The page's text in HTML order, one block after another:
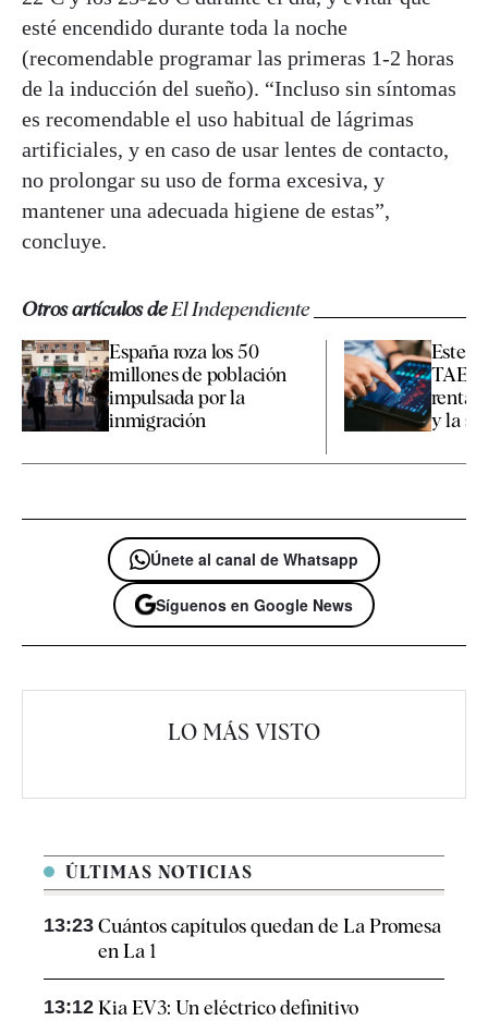
esté encendido durante toda la noche
(recomendable programar las primeras 1-2 horas
de la inducción del sueño). “Incluso sin síntomas
es recomendable el uso habitual de lágrimas
artificiales, y en caso de usar lentes de contacto,
no prolongar su uso de forma excesiva, y
mantener una adecuada higiene de estas”,
concluye.
Otros artículos deEl Independiente
España roza los 50
millones de población
impulsada por la
inmigración
Este
TAE
y la
Únete al canal de Whatsapp
Síguenos en Google News
LO MÁS VISTO
ÚLTIMAS NOTICIAS
13:23 Cuántos capítulos quedan de La Promesa
en La 1
13:12 Kia EV3: Un eléctrico definitivo